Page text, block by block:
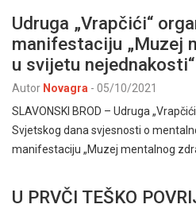
Udruga „Vrapčići“
manifestaciju „Muzej
u svijetu nejednakosti“
Autor Novagra - 05/10/2021
SLAVONSKI BROD – Udruga
Svjetskog dana svjesnosti o
manifestaciju „Muzej mentalnog
U PRVČI TEŠKO